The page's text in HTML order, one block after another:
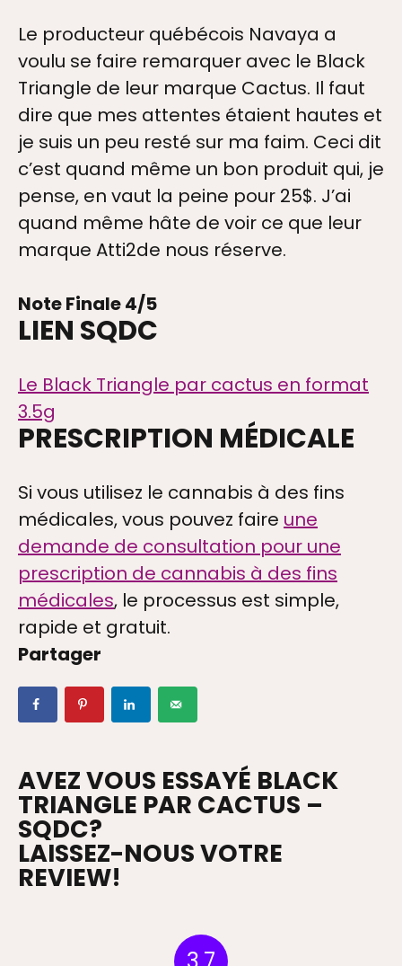
+ VIDEOS
Le producteur québécois Navaya a
voulu se faire remarquer avec le Black
Triangle de leur marque Cactus. Il faut
dire que mes attentes étaient hautes et
je suis un peu resté sur ma faim. Ceci dit
c’est quand même un bon produit qui, je
pense, en vaut la peine pour 25$. J’ai
quand même hâte de voir ce que leur
marque Atti2de nous réserve.
Note Finale 4/5
LIEN SQDC
Le Black Triangle par cactus en format
3.5g
PRESCRIPTION MÉDICALE
Si vous utilisez le cannabis à des fins
médicales, vous pouvez faire une
demande de consultation pour une
prescription de cannabis à des fins
médicales, le processus est simple,
rapide et gratuit.
Partager
AVEZ VOUS ESSAYÉ BLACK
TRIANGLE PAR CACTUS –
SQDC?
LAISSEZ-NOUS VOTRE
REVIEW!